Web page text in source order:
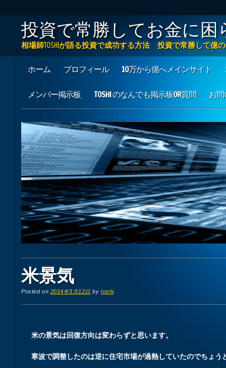
投資で常勝してお金に困
相場師TOSHIが語る投資で成功する方法 投資で常勝して億
Main menu
ホーム プロフィール 10万から億へメインサイト
メンバー掲示板 TOSHI のなんでも掲示板OR質問 お
米景気
Posted on 2014年3月12日 bytoshi
米の景気は回復方向は変わらずと思います。
寒波で調整したのは逆に住宅市場が過熱していたのでちょう